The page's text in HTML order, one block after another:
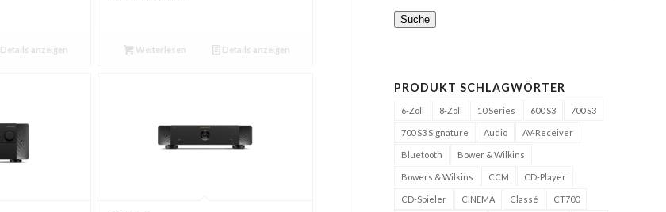
Details anzeigen Weiterlesen Details anzeigen
Suche
PRODUKT SCHLAGWÖRTER
6-Zoll 8-Zoll 10 Series 600 S3 700 S3
700 S3 Signature Audio AV-Receiver
Bluetooth Bower & Wilkins
Bowers & Wilkins CCM CD-Player
CD-Spieler CINEMA Classé CT700